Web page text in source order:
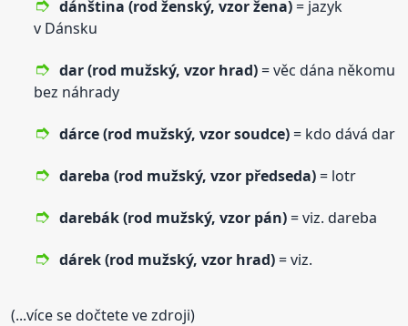
dánština (rod ženský,vzoržena)= jazyk
v Dánsku
dar (rod mužský,vzor hrad)= věc dána někomu
bez náhrady
dárce (rod mužský,vzorsoudce)= kdo dává dar
dareba (rod mužský,vzor předseda)= lotr
darebák (rod mužský,vzor pán)= viz. dareba
dárek (rod mužský,vzor hrad)= viz.
(...více se dočtete ve zdroji)